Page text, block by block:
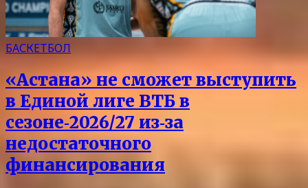
БАСКЕТБОЛ
«Астана» не сможет выступить
в Единой лиге ВТБ в
сезоне‑2026/27 из‑за
недостаточного
финансирования